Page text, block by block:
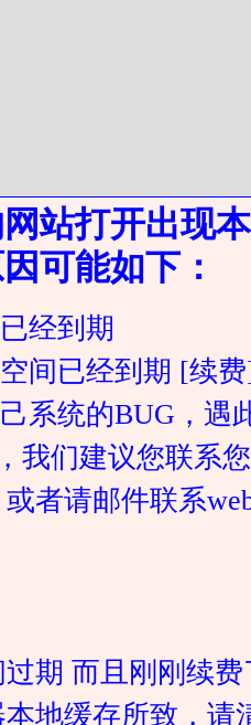
站打开出现
可能如下：
经到期
间已经到期 [续
系统的BUG，遇
我们建议您联系
者请邮件联系
期 而且刚刚续
地缓存所致，